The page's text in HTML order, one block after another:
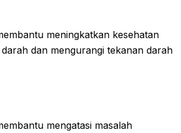
meningkatkan kesehatan
dan mengurangi tekanan darah
mengatasi masalah